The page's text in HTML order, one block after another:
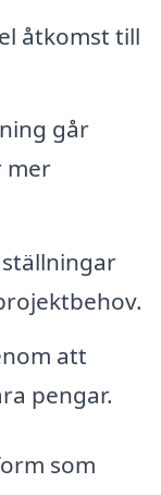
åtkomst till
går
mer
att
pengar.
som